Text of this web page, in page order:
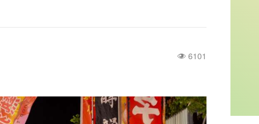
6101